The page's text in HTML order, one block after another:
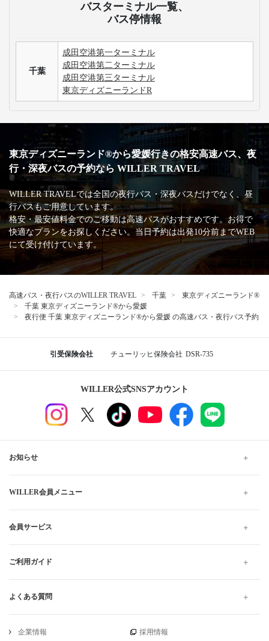
バスターミナル一覧、
バス停情報
千葉
成田空港第一ターミナル
成田空港第二ターミナル
成田空港第三ターミナル
東京ディズニーランドR
東京ディズニーランド®から愛媛行きの格安高速バス、夜
行・深夜バスの予約なら WILLER TRAVEL
WILLER TRAVELでは全国の夜行バス・深夜バスだけでなく、昼
行バスもご用意しています。
格安・最安値料金でのご移動は高速バスがおすすめです。お得で
快適なプランをお探しください。当日予約は出発10分前までWEB
にて受け付けています。
高速バス・夜行バスのWILLER TRAVEL 千葉
東京ディズニーランド®
千葉 東京ディズニーランド®から愛媛
夜行便 千葉 東京ディズニーランド®から愛媛 の高速バス・夜行バス予約
引受保険会社 チューリッヒ保険会社 DSR-735
WILLER公式SNSアカウント
お知らせ
WILLER会員メニュー
会員サービス
ご利用ガイド
よくある質問
企業情報
採用情報